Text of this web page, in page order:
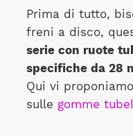
Prima di tutto,
freni a disco,
serie con ruote
specifiche da 28
Qui vi
sulle gomme